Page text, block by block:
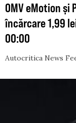
OMV eMotion
încărcare 1,99
00:00
Autocritica News